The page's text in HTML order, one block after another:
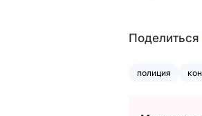
Поделиться
полиция